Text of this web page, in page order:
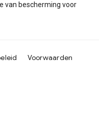
van bescherming voor
Voorwaarden